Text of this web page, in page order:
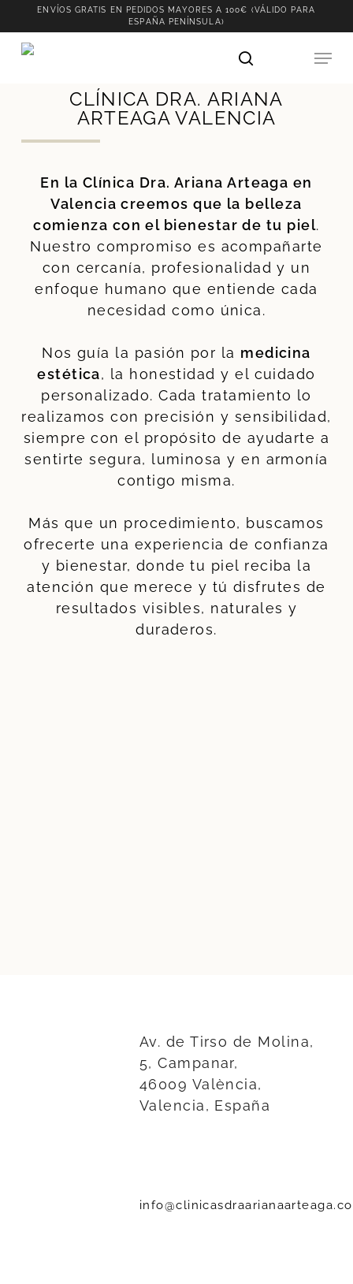
to
main
ENVÍOS GRATIS EN PEDIDOS MAYORES A 100€ (VÁLIDO PARA
ESPAÑA PENÍNSULA)
Envíos GRATIS en pedidos mayores a 100€
(Válido para España Península)
CLÍNICA DRA. ARIANA
ARTEAGA VALENCIA
En la Clínica Dra. Ariana Arteaga en
Valencia creemos que la belleza
comienza con el bienestar de tu piel.
Nuestro compromiso es acompañarte
con cercanía, profesionalidad y un
enfoque humano que entiende cada
necesidad como única.
Nos guía la pasión por la medicina
estética, la honestidad y el cuidado
personalizado. Cada tratamiento lo
realizamos con precisión y sensibilidad,
siempre con el propósito de ayudarte a
sentirte segura, luminosa y en armonía
contigo misma.
Más que un procedimiento, buscamos
ofrecerte una experiencia de confianza
y bienestar, donde tu piel reciba la
atención que merece y tú disfrutes de
resultados visibles, naturales y
duraderos.
Av. de Tirso de Molina,
5, Campanar,
46009 València,
Valencia, España